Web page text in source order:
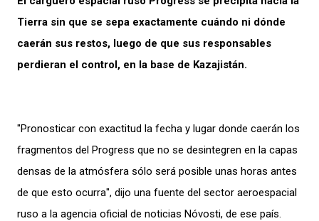
Tierra sin que se sepa exactamente cuándo ni dónde
caerán sus restos, luego de que sus responsables
perdieran el control, en la base de Kazajistán.
"Pronosticar con exactitud la fecha y lugar donde caerán los
fragmentos del Progress que no se desintegren en la capas
densas de la atmósfera sólo será posible unas horas antes
de que esto ocurra", dijo una fuente del sector aeroespacial
ruso a la agencia oficial de noticias Nóvosti, de ese país.